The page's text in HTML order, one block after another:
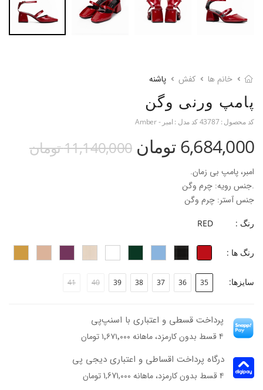
خانم ها کفش پاشنه
پامپ ورنی وگن
کد محصول :43787کد مدل : امبر - Amber
6,684,000 تومان 11,140,000 تومان
امبر، پامپ بی زمان.
.جنس رویه: چرم وگن
جنس آستر: چرم وگن
جنس پاشنه: ای.بی.اس با روکش چرم وگن
قالب: نوک مربعی با پنجه نرمال
پاخور: سایز همیشگی خود را انتخاب کنید
رنگ : RED
رنگ ها :
سایزها: 35
36
37
38
39
40
41
پرداخت قسطی و اعتباری با اسنپ‌پی
۴ قسط بدون کارمزد، ماهانه ۱٬۶۷۱٬۰۰۰ تومان
درگاه پرداخت اقساطی و اعتباری دیجی پی
۴ قسط بدون کارمزد، ماهانه 1,671,000 تومان